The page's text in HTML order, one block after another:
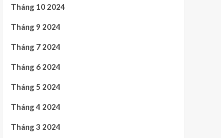
Tháng 10 2024
Tháng 9 2024
Tháng 7 2024
Tháng 6 2024
Tháng 5 2024
Tháng 4 2024
Tháng 3 2024